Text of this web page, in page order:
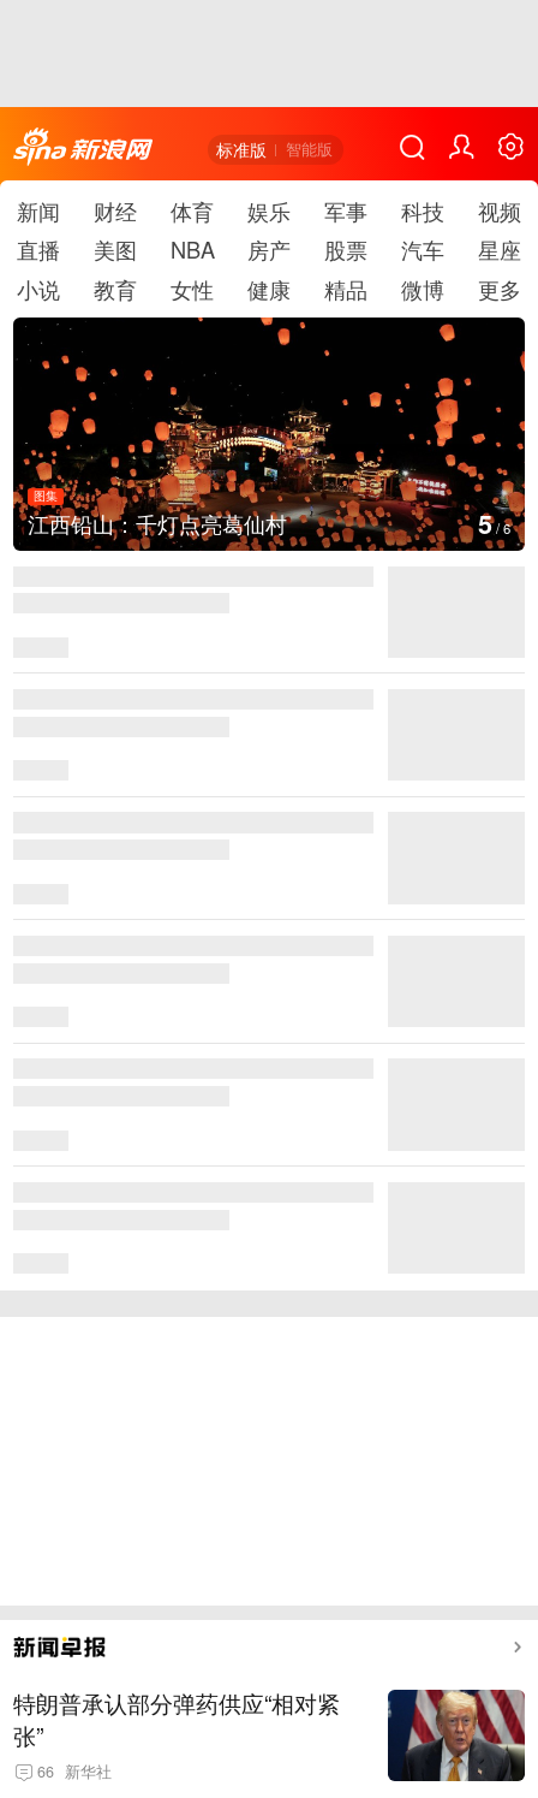
标准版 智能版
新闻 财经 体育 娱乐 军事 科技
视频
直播
美图 NBA 房产 股票 汽车
星座
小说
教育 女性 健康 精品 微博 更多
图集
上海：七彩稻田画迎最佳观赏
6/6
特朗普承认部分弹药供应“相对紧
张”
66 新华社